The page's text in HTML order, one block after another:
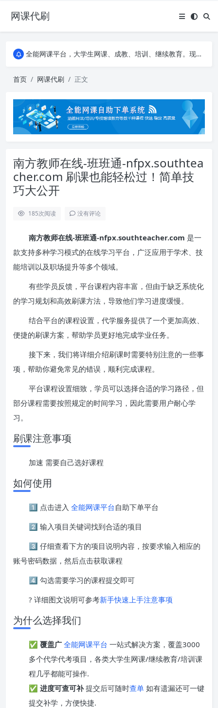
网课代刷
AI论文写作平台，根据真实文献内容生成论文
全能网课平台，大学生网课、成教、培训、继续教育。现已接入代刷代考项目3000+
全能网课平台，大学生网课、成教、培训、继续教育。现已接入代刷代考项目3000+
首页 网课代刷 正文
南方教师在线-班班通-nfpx.southtea
cher.com 刷课也能轻松过！简单技
巧大公开
185次阅读 没有评论
南方教师在线-班班通-nfpx.southteacher.com 是一
款支持多种学习模式的在线学习平台，广泛应用于学术、技
能培训以及职场提升等多个领域。
有些学员反馈，平台课程内容丰富，但由于缺乏系统化
的学习规划和高效刷课方法，导致他们学习进度缓慢。
结合平台的课程设置，代学服务提供了一个更加高效、
便捷的刷课方案，帮助学员更好地完成学业任务。
接下来，我们将详细介绍刷课时需要特别注意的一些事
项，帮助你避免常见的错误，顺利完成课程。
平台课程设置细致，学员可以选择合适的学习路径，但
部分课程需要按照规定的时间学习，因此需要用户耐心学
习。
刷课注意事项
加速 需要自己选好课程
如何使用
1️⃣ 点击进入 全能网课平台自助下单平台
2️⃣ 输入项目关键词找到合适的项目
3️⃣ 仔细查看下方的项目说明内容，按要求输入相应的
账号密码数据，然后点击获取课程
4️⃣ 勾选需要学习的课程提交即可
? 详细图文说明可参考新手快速上手注意事项
为什么选择我们
✅ 覆盖广 全能网课平台 一站式解决方案，覆盖3000
多个代学代考项目，各类大学生网课/继续教育/培训课
程几乎都能可操作.
✅ 进度可查可补提交后可随时查单 如有遗漏还可一键
提交补学，方便快捷.